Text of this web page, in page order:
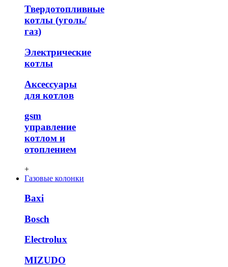
Твердотопливные
котлы (уголь/
газ)
Электрические
котлы
Аксессуары
для котлов
gsm
управление
котлом и
отоплением
+
Газовые колонки
Baxi
Bosch
Electrolux
MIZUDO